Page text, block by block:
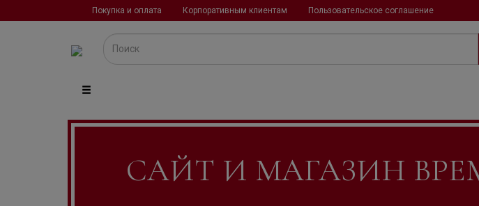
Покупка и оплата Корпоративным клиентам Пользовательское соглашение
САЙТ И МАГАЗИН